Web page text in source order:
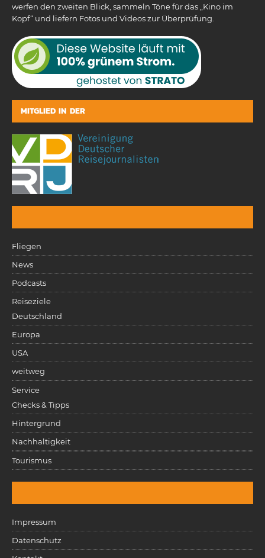
werfen den zweiten Blick, sammeln Töne für das „Kino im
Kopf“ und liefern Fotos und Videos zur Überprüfung.
MITGLIED IN DER
Fliegen
News
Podcasts
Reiseziele
Deutschland
Europa
USA
weitweg
Service
Checks & Tipps
Hintergrund
Nachhaltigkeit
Tourismus
Impressum
Datenschutz